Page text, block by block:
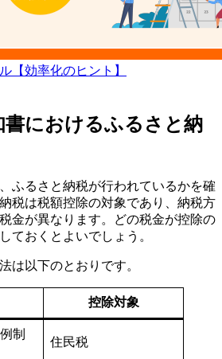
【効率化のヒント】
書におけるふるさと納
ふるさと納税が行われているかを確
税は税額控除の対象であり、納税方
金が異なります。どの税金が控除の
ておくとよいでしょう。
は以下のとおりです。
控除対象
制
住民税